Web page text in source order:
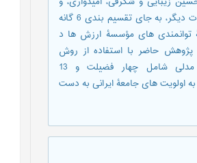
معنویت). به عبارت دیگر، به جای تقسیم بندی 6 گانه
24 گانۀ توانمندی های مؤسسۀ ارزش ها د
حاضر با استفاده از روش
تحلیل مضمون مدلی شامل چهار فضیلت و 13
اولویت های جامعۀ ایرانی به دست